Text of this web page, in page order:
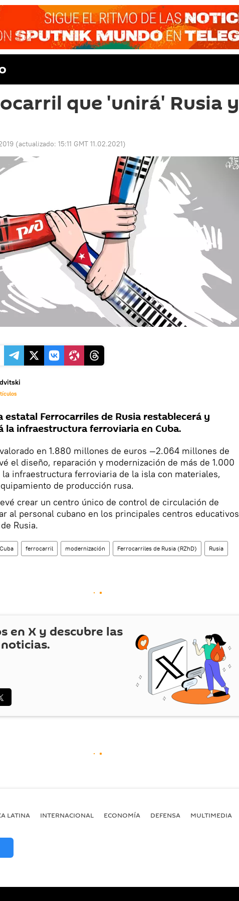
que 'unirá' Rusia y
(actualizado: 15:11 GMT 11.02.2021)
estatal Ferrocarriles de Rusia restablecerá y
la infraestructura ferroviaria en Cuba.
en 1.880 millones de euros —2.064 millones de
el diseño, reparación y modernización de más de 1.000
infraestructura ferroviaria de la isla con materiales,
de producción rusa.
crear un centro único de control de circulación de
al personal cubano en los principales centros educativos
Rusia.
Cuba ferrocarril modernización Ferrocarriles de Rusia (RZhD) Rusia
enX y descubre las
LATINA INTERNACIONAL ECONOMÍA DEFENSA MULTIMEDIA